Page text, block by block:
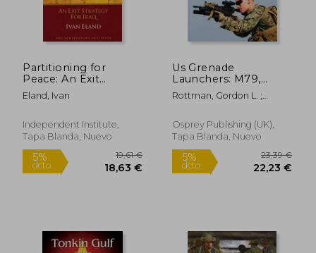
86,09 € dcto.
Partitioning for
Peace: An Exit
Strategy for Iraq (en
Inglés)
Eland, Ivan
Independent Institute,
Tapa Blanda, Nuevo
Us Grenade
Launchers: M79,
M203, and M320 (en
Inglés)
Rottman, Gordon L. ;
Gilliland, Alan
Osprey Publishing (UK),
Tapa Blanda, Nuevo